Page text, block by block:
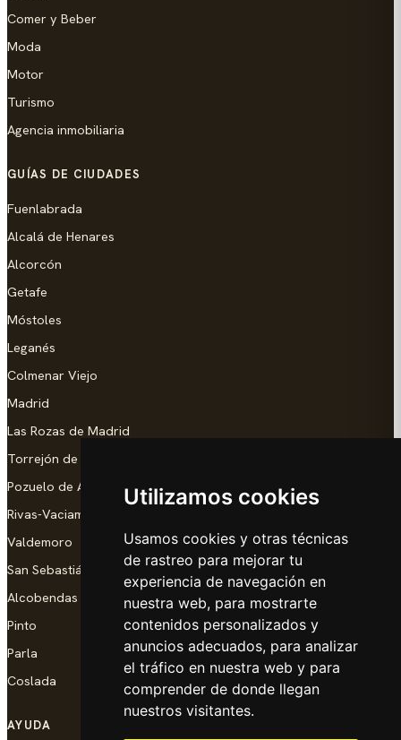
Utilizamos cookies
Usamos cookies y otras técnicas
de rastreo para mejorar tu
experiencia de navegación en
nuestra web, para mostrarte
contenidos personalizados y
anuncios adecuados, para analizar
el tráfico en nuestra web y para
comprender de donde llegan
nuestros visitantes.
Comer y Beber
Moda
Motor
Turismo
Agencia inmobiliaria
GUÍAS DE CIUDADES
Fuenlabrada
Alcalá de Henares
Alcorcón
Getafe
Móstoles
Leganés
Colmenar Viejo
Madrid
Las Rozas de Madrid
Torrejón de Ardoz
Pozuelo de Alarcón
Rivas-Vaciamadrid
Valdemoro
San Sebastián de los Reyes
Alcobendas
Pinto
Parla
Coslada
AYUDA